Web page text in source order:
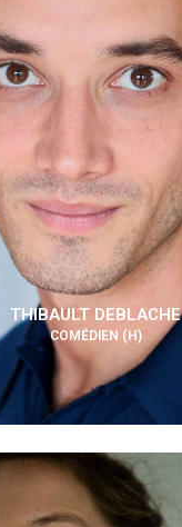
THIBAULT DEBLACHE
COMÉDIEN (H)